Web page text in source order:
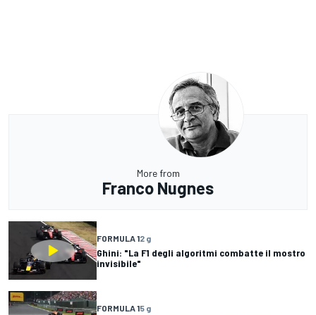
More from
Franco Nugnes
FORMULA 12 g
Ghini: "La F1 degli algoritmi combatte il mostro
invisibile"
FORMULA 15 g